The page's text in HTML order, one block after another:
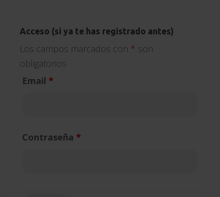
Acceso (si ya te has registrado antes)
Los campos marcados con * son
obligatorios
Email *
Contraseña *